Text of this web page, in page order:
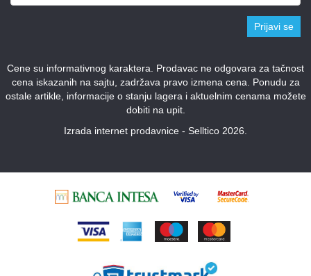
Prijavi se
Cene su informativnog karaktera. Prodavac ne odgovara za tačnost
cena iskazanih na sajtu, zadržava pravo izmena cena. Ponudu za
ostale artikle, informacije o stanju lagera i aktuelnim cenama možete
dobiti na upit.
Izrada internet prodavnice - Selltico 2026.